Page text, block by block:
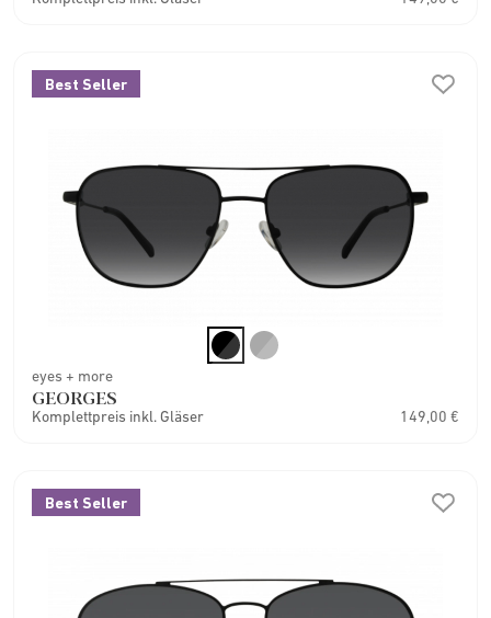
Best Seller
eyes + more
GEORGES
Komplettpreis inkl. Gläser 149,00 €
Best Seller